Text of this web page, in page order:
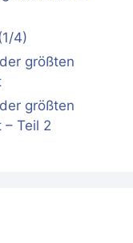
4)
größten
größten
– Teil 2